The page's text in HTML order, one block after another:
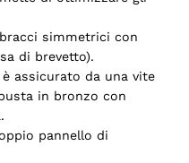
simmetrici con
di brevetto).
assicurato da una vite
in bronzo con
pannello di